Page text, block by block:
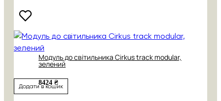
Модуль до світильника Cirkus track modular,
зелений
8424 ₴
Додати в кошик